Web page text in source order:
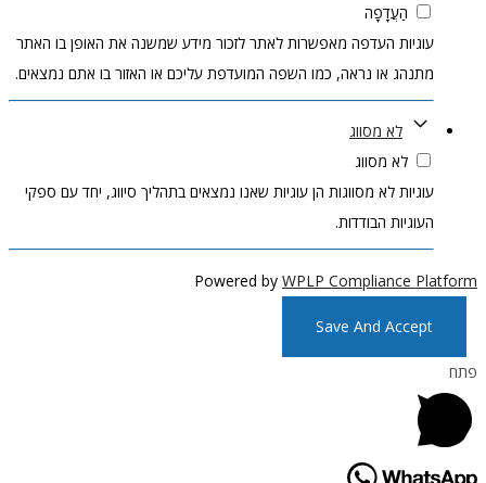
הַעֲדָפָה
עוגיות העדפה מאפשרות לאתר לזכור מידע שמשנה את האופן בו האתר
מתנהג או נראה, כמו השפה המועדפת עליכם או האזור בו אתם נמצאים.
לא מסווג
לא מסווג
עוגיות לא מסווגות הן עוגיות שאנו נמצאים בתהליך סיווג, יחד עם ספקי
העוגיות הבודדות.
Powered by WPLP Compliance Platform
Save And Accept
פתח